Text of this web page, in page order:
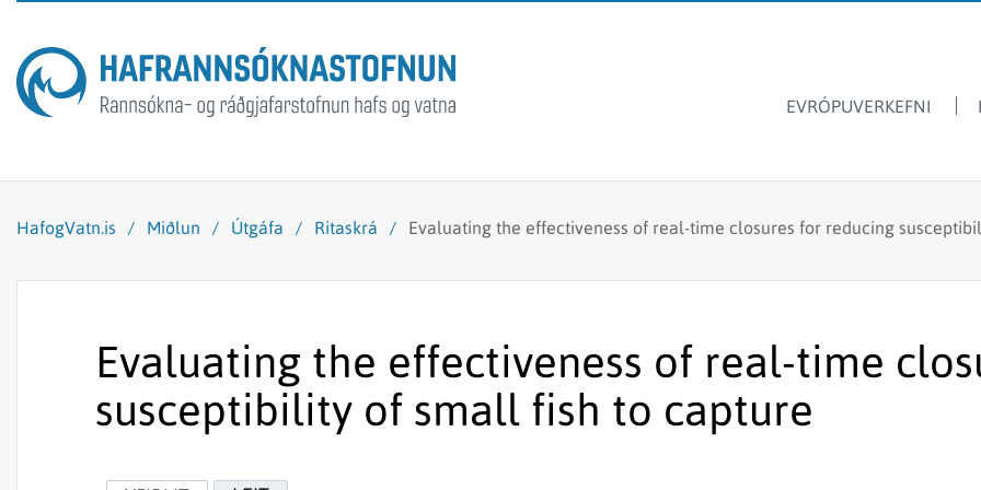
EVRÓPUVERKEFNI
Dýrasvif
Fiskmerkingar
Framandi sjávarlífverur
Hvalarannsóknir
Ársskýrslur
Fréttir & tilkynningar
Lax- og silungsveiðin -
Hafrannsóknastofnun
HafogVatn.is / Miðlun / Útgáfa / Ritaskrá / Evaluating the effectiveness of real-time closures for reducing
Evaluating the effectiveness of real-time
susceptibility of small fish to capture